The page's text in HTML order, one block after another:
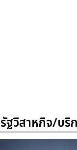
ฐวิสาหกิจ/บริ